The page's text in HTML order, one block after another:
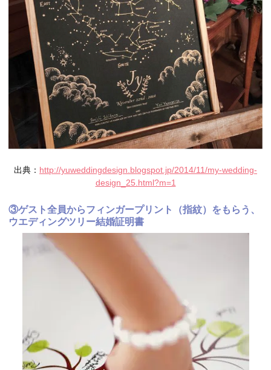
出典： http://yuweddingdesign.blogspot.jp/2014/11/my-wedding-
design_25.html?m=1
③ゲスト全員からフィンガープリント（指紋）をもらう、
ウエディングツリー結婚証明書